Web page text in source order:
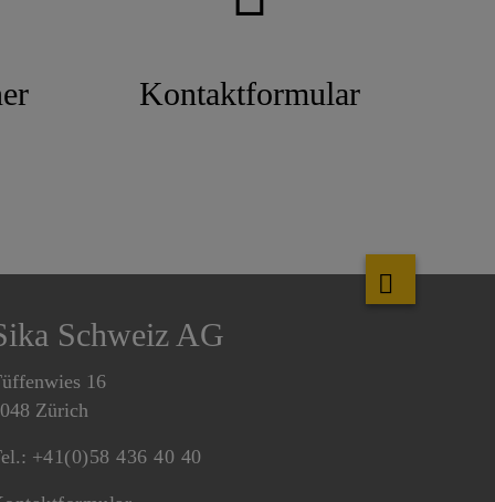
Kontaktformular
Schweiz AG
16
Zürich
+41(0)58 436 40 40